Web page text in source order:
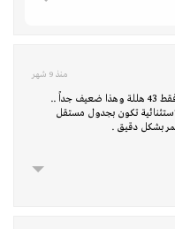
منذ 9 شهر
الربح التشغيلي للربع الثالث فقط 43 هللة وهذا ضعيف جداً ..
تكون بجدول مستقل
بشكل دقيق .